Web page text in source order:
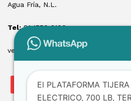
Agua Fría, N.L.
Tel:81 1550 3100
ventas@losmontacargas.mx
El PLATAFORMA
ELECTRICO, 700 LB,